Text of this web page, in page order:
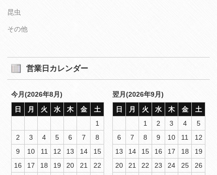
昆虫
その他
営業日カレンダー
今月(2026年8月)
日
月 火 水 木 金
土
1
2
3 4 5 6 7
8
9
10 11 12 13 14
15
16
17 18 19 20 21
22
翌月(2026年9月)
日
月 火 水 木 金
土
1
2 3 4
5
6
7 8 9 10 11
12
13
14 15 16 17 18
19
20
21 22 23 24 25
26